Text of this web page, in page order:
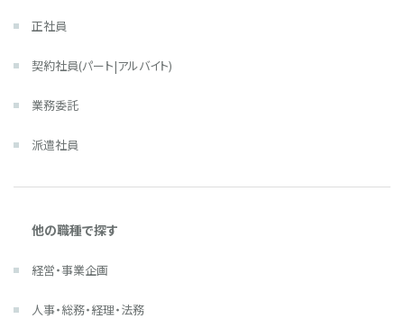
正社員
契約社員(パート|アルバイト)
業務委託
派遣社員
他の職種で探す
経営・事業企画
人事・総務・経理・法務